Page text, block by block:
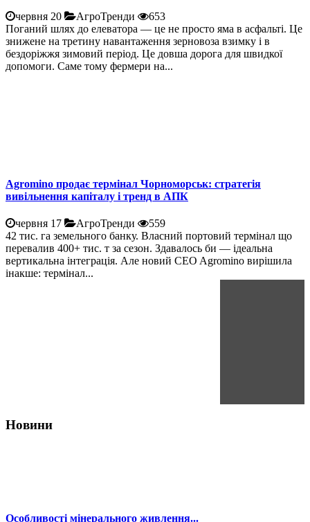
червня 20 АгроТренди
653
Поганий шлях до елеватора — це не просто яма в асфальті. Це
знижене на третину навантаження зерновоза взимку і в
бездоріжжя зимовий період. Це довша дорога для швидкої
допомоги. Саме тому фермери на...
Agromino продає термінал Чорноморськ: стратегія
вивільнення капіталу і тренд в АПК
червня 17 АгроТренди
559
42 тис. га земельного банку. Власний портовий термінал що
перевалив 400+ тис. т за сезон. Здавалось би — ідеальна
вертикальна інтеграція. Але новий CEO Agromino вирішила
інакше: термінал...
Новини
Особливості мінерального живлення...